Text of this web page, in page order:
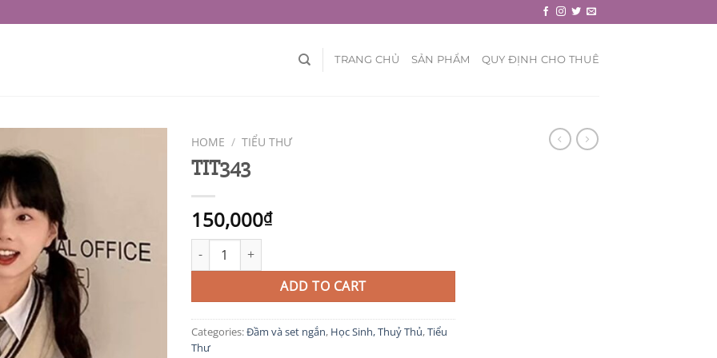
TRANG CHỦ SẢN PHẨM QUY ĐỊNH CHO THUÊ
HOME / TIỂU THƯ
TIT343
150,000₫
TIT343 quantity
ADD TO CART
Categories:Đầm và set ngắn, Học Sinh, Thuỷ Thủ,Tiểu
Thư